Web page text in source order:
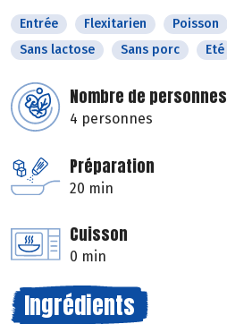
Entrée Flexitarien Poisson
Sans lactose
Sans porc Eté
Nombre de personnes
4 personnes
Préparation
20 min
Cuisson
0 min
Ingrédients